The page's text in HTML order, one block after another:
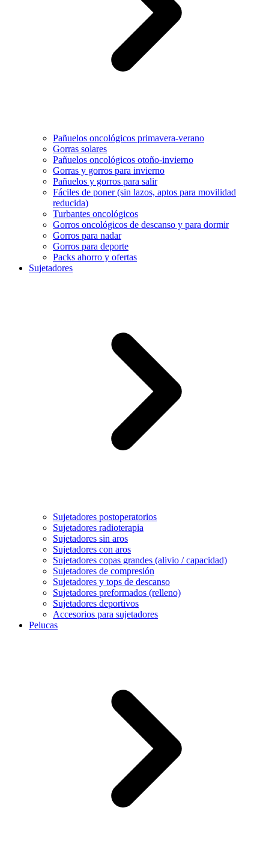
Pañuelos oncológicos primavera-verano
Gorras solares
Pañuelos oncológicos otoño-invierno
Gorras y gorros para invierno
Pañuelos y gorros para salir
Fáciles de poner (sin lazos, aptos para movilidad
reducida)
Turbantes oncológicos
Gorros oncológicos de descanso y para dormir
Gorros para nadar
Gorros para deporte
Packs ahorro y ofertas
Sujetadores
Sujetadores postoperatorios
Sujetadores radioterapia
Sujetadores sin aros
Sujetadores con aros
Sujetadores copas grandes (alivio / capacidad)
Sujetadores de compresión
Sujetadores y tops de descanso
Sujetadores preformados (relleno)
Sujetadores deportivos
Accesorios para sujetadores
Pelucas